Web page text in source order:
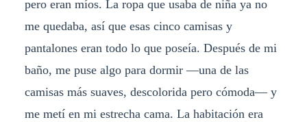
pero eran míos. La ropa que usaba de niña ya no
me quedaba, así que esas cinco camisas y
pantalones eran todo lo que poseía. Después de mi
baño, me puse algo para dormir —una de las
camisas más suaves, descolorida pero cómoda— y
me metí en mi estrecha cama. La habitación era